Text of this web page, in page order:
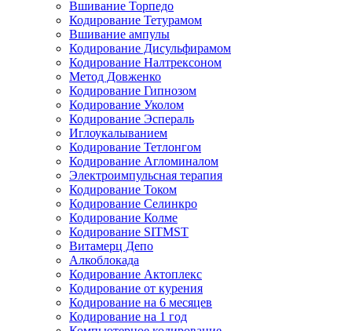
Вшивание Торпедо
Кодирование Тетурамом
Вшивание ампулы
Кодирование Дисульфирамом
Кодирование Налтрексоном
Метод Довженко
Кодирование Гипнозом
Кодирование Уколом
Кодирование Эспераль
Иглоукалыванием
Кодирование Тетлонгом
Кодирование Агломиналом
Электроимпульсная терапия
Кодирование Током
Кодирование Селинкро
Кодирование Колме
Кодирование SITMST
Витамерц Депо
Алкоблокада
Кодирование Актоплекс
Кодирование от курения
Кодирование на 6 месяцев
Кодирование на 1 год